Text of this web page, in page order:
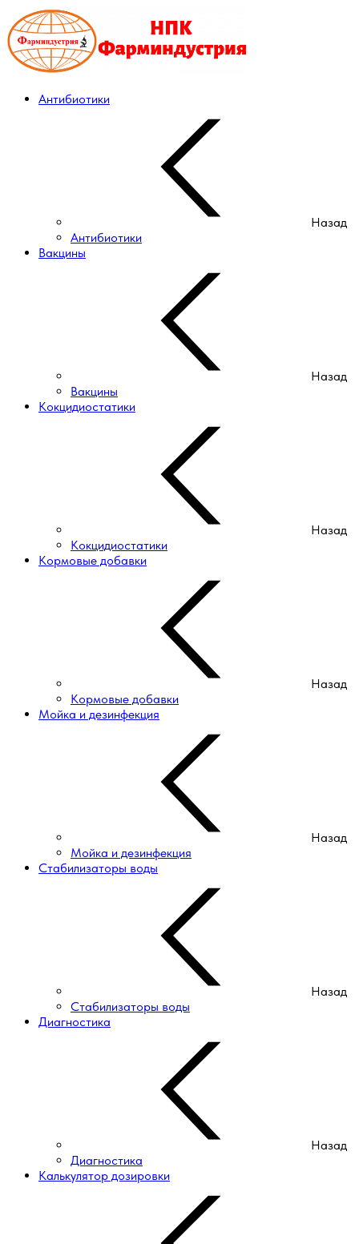
Антибиотики
Назад
Антибиотики
Вакцины
Назад
Вакцины
Кокцидиостатики
Назад
Кокцидиостатики
Кормовые добавки
Назад
Кормовые добавки
Мойка и дезинфекция
Назад
Мойка и дезинфекция
Стабилизаторы воды
Назад
Стабилизаторы воды
Диагностика
Назад
Диагностика
Калькулятор дозировки